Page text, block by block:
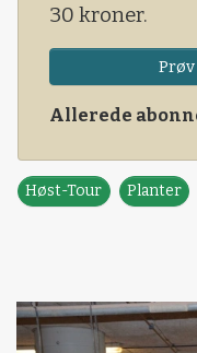
30 kroner.
Allerede
Høst-Tour Planter